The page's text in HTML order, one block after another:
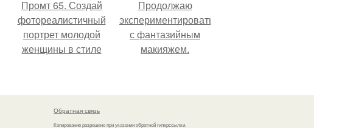
Промт 65. Создай
фотореалистичный
портрет молодой
женщины в стиле
Продолжаю
экспериментировать
с фантазийным
макияжем.
Обратная связь
Копирование разрешено при указании обратной гиперссылки.